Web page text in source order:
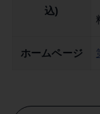
込)
ホームページ